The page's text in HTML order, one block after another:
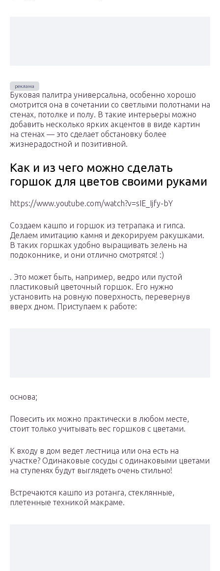
Буковая палитра универсальна, особенно хорошо
смотрится она в сочетании со светлыми полотнами на
стенах, потолке и полу. В такие интерьеры можно
добавить несколько ярких акцентов в виде картин
на стенах — это сделает обстановку более
жизнерадостной и позитивной.
Как и из чего можно сделать
горшок для цветов своими руками
​https://www.youtube.com/watch?v=sIE_Ijfy-bY​
​Создаем кашпо и горшок из тетрапака и гипса.
Делаем имитацию камня и декорируем ракушками.
В таких горшках удобно выращивать зелень на
подоконнике, и они отлично смотрятся! :)​
​. Это может быть, например, ведро или пустой
пластиковый цветочный горшок. Его нужно
установить на ровную поверхность, перевернув
вверх дном. Приступаем к работе:​
​основа;​
​Повесить их можно практически в любом месте,
стоит только учитывать вес горшков с цветами. ​
​К входу в дом ведет лестница или она есть на
участке? Одинаковые сосуды с одинаковыми цветами
на ступенях будут выглядеть очень стильно!​
​Встречаются кашпо из ротанга, стеклянные,
плетенные техникой макраме.​